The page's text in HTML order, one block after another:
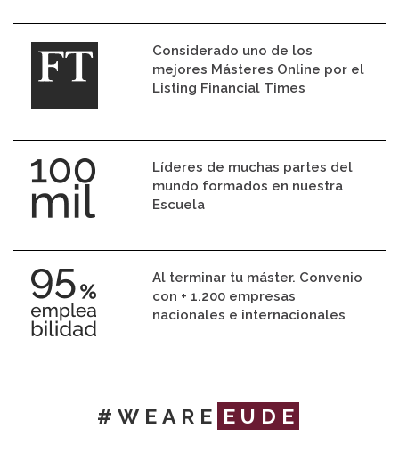
Considerado uno de los
mejores Másteres Online por el
Listing Financial Times
Líderes de muchas partes del
mundo formados en nuestra
Escuela
Al terminar tu máster. Convenio
con + 1.200 empresas
nacionales e internacionales
#WEARE EUDE